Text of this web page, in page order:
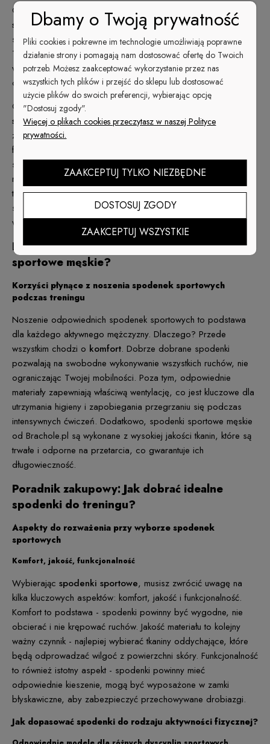
Czy zastanawiałeś się kiedyś, jakie są
najlepsze spodenki
sportowe męskiena rynku? Wybór odpowiednich krótkich
spodenek może być kluczowy dla komfortu i efektywności
Twojego treningu. Na Brachole.pl znajdziesz szeroki wybór
wysokiej jakości spodenek, które spełnią wszystkie Twoje
oczekiwania.
Oferujemy szeroką gamę
sportowych, które nie tylko prezentują się stylowo, ale również
zapewniają najwyższy komfort podczas każdej aktywności
fizycznej. Wykonane z wysokiej jakości materiałów, te spodenki
są idealne zarówno na intensywne treningi na siłowni, jak i na
relaksujące biegi w parku. Dzięki zastosowaniu nowoczesnych
technologii tkanin, spodenki te są oddychające i
szybkoschnące, co sprawia, że nawet podczas najbardziej
wymagających ćwiczeń będziesz czuł się świeżo i komfortowo
Dlaczego warto wybrać właśnie spodenki
sportowe męskie?
Korzyści płynące z noszenia spodenek sportowych
podczas treningu
Noszenie odpowiednich spodenek sportowych to podstawa
dla każdego aktywnego mężczyzny. Dlaczego? Przede
wszystkim chodzi o komfort. Dobrze dobrane spodenki
pozwalają na swobodne wykonywanie wszystkich ruchów, nie
ograniczając Twojej mobilności. Poza tym, odpowiednie
materiały zapewniają właściwą wentylację, co jest kluczowe dla
utrzymania higieny i zapobiegania przegrzaniu się podczas
intensywnych ćwiczeń. Dodatkowo, spodenki sportowe męskie
od Brachole.pl są wykonane z wysokiej jakości tkanin, które są
trwałe i odporne na przetarcia, co gwarantuje ich
długowieczność.
Poradnik zakupowy: Jak dobrać idealne
spodenki do treningu?
Aspekty do rozważenia przy wyborze spodenek
sportowych
Komfort, jakość, funkcjonalność
Wybierając spodenki sportowe, musisz zwrócić uwagę na
kilka kluczowych aspektów: komfort, jakość i funkcjonalność.
Komfort to podstawa - spodenki powinny być wygodne, nie
obcierać i nie krępować ruchów. Jakość materiału to kolejny
ważny czynnik - najlepiej wybierać tkaniny oddychające, które
będą odprowadzać wilgoć z powierzchni skóry. Funkcjonalność
to również istotny aspekt - spodenki powinny mieć
odpowiednie kieszenie, mogą być wyposażone w zamki
błyskawiczne, aby zabezpieczyć przechowywane drobiazgi.
Jak dopasować spodenki do rodzaju aktywności fizycznej?
Dbamy o Twoją prywatność
Pliki cookies i pokrewne im technologie umożliwiają poprawne
działanie strony i pomagają nam dostosować ofertę do Twoich
potrzeb. Możesz zaakceptować wykorzystanie przez nas
wszystkich tych plików i przejść do sklepu lub dostosować
użycie plików do swoich preferencji, wybierając opcję
"Dostosuj zgody".
Więcej o plikach cookies przeczytasz w naszej Polityce
prywatności.
ZAAKCEPTUJ TYLKO NIEZBĘDNE
DOSTOSUJ ZGODY
ZAAKCEPTUJ WSZYSTKIE